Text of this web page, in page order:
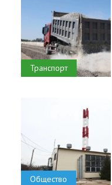
Транспорт
Общество